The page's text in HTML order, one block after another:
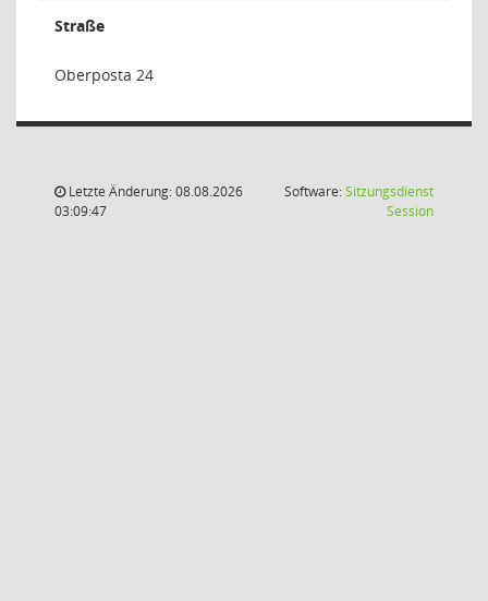
Straße
Oberposta 24
Letzte Änderung: 08.08.2026
03:09:47
Software:Sitzungsdienst
Session(Wird in